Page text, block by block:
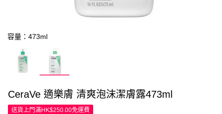
容量：473ml
CeraVe 適樂膚 清爽泡沫潔膚露473ml
送貨上門滿HK$250.00免運費